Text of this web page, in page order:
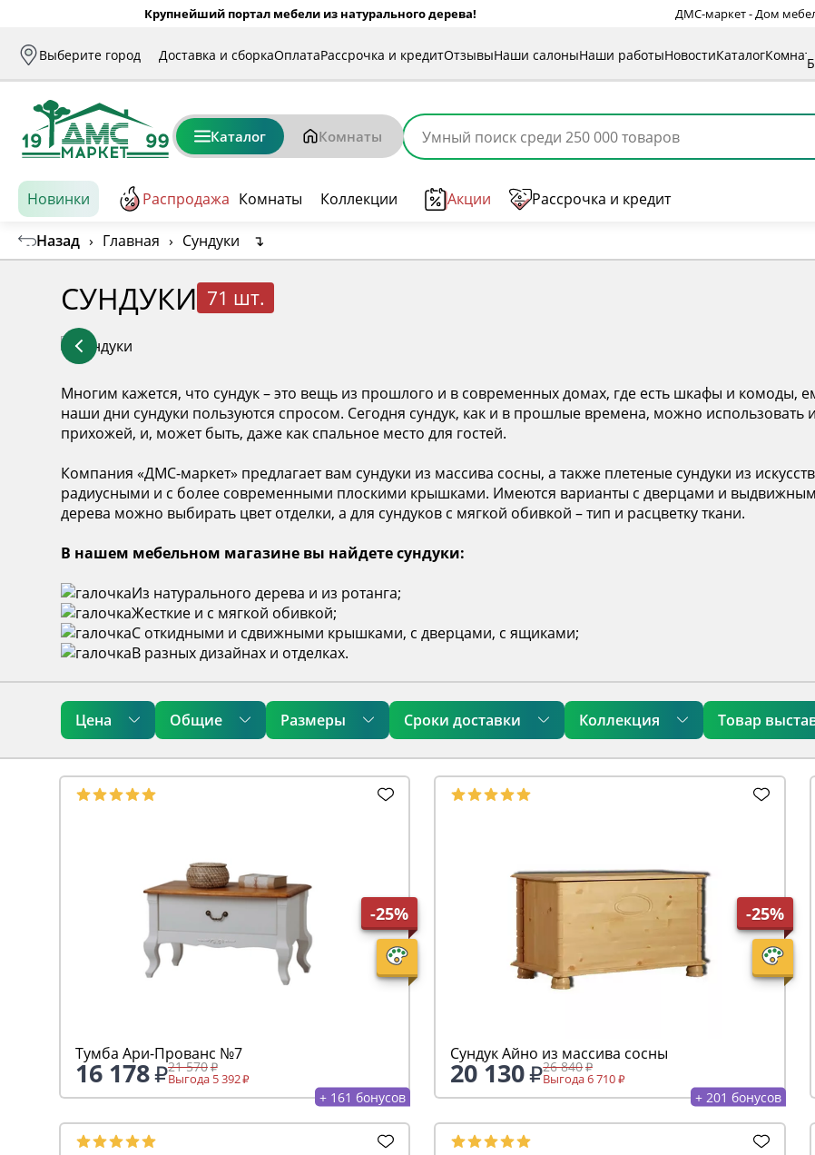
Крупнейший портал мебели из натурального дерева! ДМС-маркет - Дом
Выберите город Доставка и сборкаОплатаРассрочка и кредитОтзывыНаши салоныНаши работыНовостиКаталогКомнаты
Каталог Комнаты
Новинки Распродажа Комнаты Коллекции Акции Рассрочка и кредит
Назад › Главная › Сундуки ↴
СУНДУКИ 71 шт.
Многим кажется, что сундук – это вещь из прошлого и в современных домах, где есть шкафы и комоды,
наши дни сундуки пользуются спросом. Сегодня сундук, как и в прошлые времена, можно использовать
прихожей, и, может быть, даже как спальное место для гостей.
Компания «ДМС-маркет» предлагает вам сундуки из массива сосны, а также плетеные сундуки из
радиусными и с более современными плоскими крышками. Имеются варианты с дверцами и
дерева можно выбирать цвет отделки, а для сундуков с мягкой обивкой – тип и расцветку ткани.
В нашем мебельном магазине вы найдете сундуки:
Из натурального дерева и из ротанга;
Жесткие и с мягкой обивкой;
С откидными и сдвижными крышками, с дверцами, с ящиками;
В разных дизайнах и отделках.
Цена Общие Размеры Сроки доставки Коллекция Товар
-25%
Тумба Ари-Прованс №7
16 178 21 570
Выгода 5 392
+ 161 бонусов
-25%
Сундук Айно из массива сосны
20 130 26 840
Выгода 6 710
+ 201 бонусов